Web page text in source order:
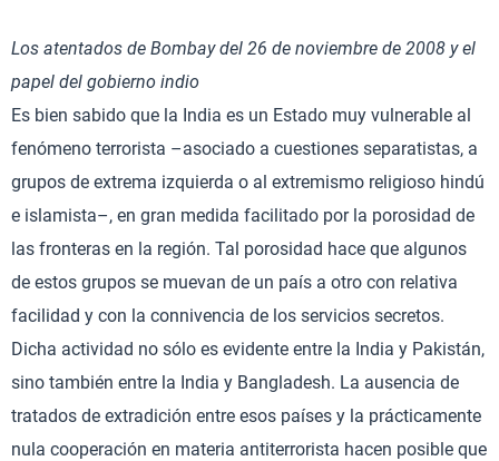
Los atentados de Bombay del 26 de noviembre de 2008 y el
papel del gobierno indio
Es bien sabido que la India es un Estado muy vulnerable al
fenómeno terrorista –asociado a cuestiones separatistas, a
grupos de extrema izquierda o al extremismo religioso hindú
e islamista–, en gran medida facilitado por la porosidad de
las fronteras en la región. Tal porosidad hace que algunos
de estos grupos se muevan de un país a otro con relativa
facilidad y con la connivencia de los servicios secretos.
Dicha actividad no sólo es evidente entre la India y Pakistán,
sino también entre la India y Bangladesh. La ausencia de
tratados de extradición entre esos países y la prácticamente
nula cooperación en materia antiterrorista hacen posible que